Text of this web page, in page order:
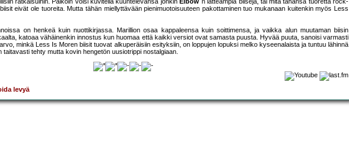
ratkaisuihin. Paikoin voisi kuvitella kuuntelevansa jonkin Elbow´n latteampia biisejä, tai mitä tahansa tuoretta rock-
eivät ole tuoreita. Mutta tähän miellyttävään pienimuotoisuuteen pakottaminen tuo mukanaan kuitenkin myös Less
on henkeä kuin nuottikirjassa. Marillion osaa kappaleensa kuin soittimensa, ja vaikka alun muutaman biisin
katoaa vähäinenkin innostus kun huomaa että kaikki versiot ovat samasta puusta. Hyvää puuta, sanoisi varmasti
minkä Less Is Moren biisit tuovat alkuperäisiin esityksiin, on loppujen lopuksi melko kyseenalaista ja tuntuu lähinnä
taitavasti tehty mutta kovin hengetön uusiotrippi nostalgiaan.
levyä